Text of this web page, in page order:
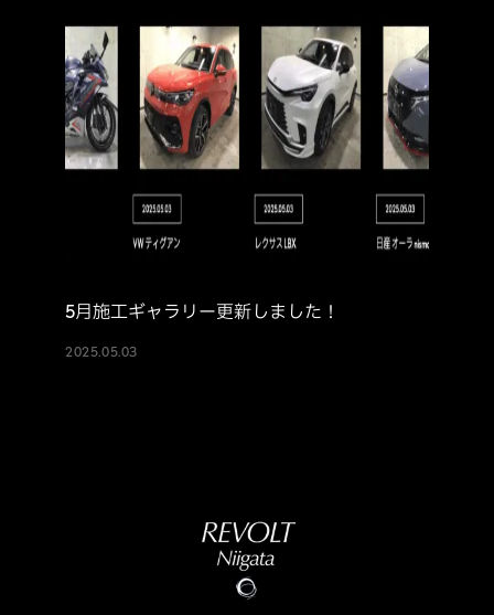
5月施工ギャラリー更新しました！
2025.05.03